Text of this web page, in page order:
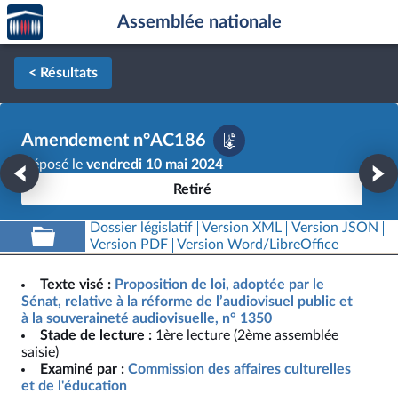
Aller au contenu
Aller en bas de la page
Accèder
à la
page
d'accueil
Assemblée nationale
< Résultats
Amendement n°AC186
Déposé le vendredi 10 mai 2024
Retiré
Dossier législatif Version XML
Version JSON
Version PDF
Version Word/LibreOffice
Texte visé : Proposition de loi, adoptée par le
Sénat, relative à la réforme de l’audiovisuel public et
à la souveraineté audiovisuelle, n° 1350
Stade de lecture : 1ère lecture (2ème assemblée
saisie)
Examiné par : Commission des affaires culturelles
et de l'éducation